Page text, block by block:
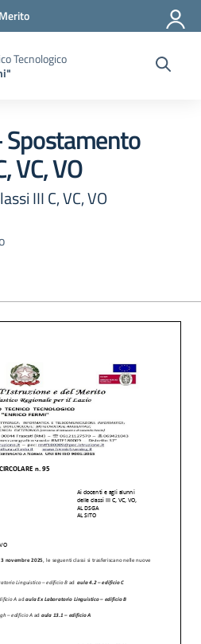
Tecnologico
Spostamento
VC, VO
III C, VC, VO